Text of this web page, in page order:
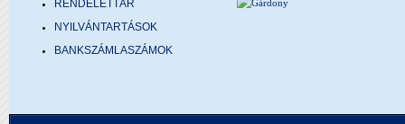
RENDELETTÁR
NYILVÁNTARTÁSOK
BANKSZÁMLASZÁMOK